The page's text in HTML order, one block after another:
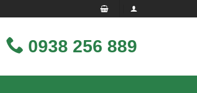
0938 256 889